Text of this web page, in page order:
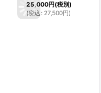
25,000円(税別)
(税込 : 27,500円)